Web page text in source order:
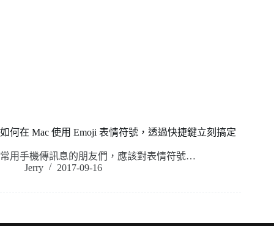
如何在 Mac 使用 Emoji 表情符號，透過快捷鍵立刻搞定
常用手機傳訊息的朋友們，應該對表情符號…
Jerry
2017-09-16